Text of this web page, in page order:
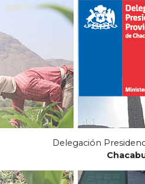
Delegación